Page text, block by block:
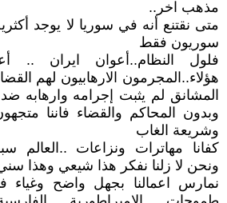
مذهب اخر..
متى نقتنع أنه في سوريا لا يوجد
سوريون فقط
فلول النظام..أعوان ايران ..
هؤلاء..المجرمون الارهابيون لهم
المشانق لم يثبت إجرامه وارهابه
وبدون المحاكم والقضاء فاننا
وشريعة الغاب
كفانا مهاترات ونزاعات ..العالم
ونحن لا زلنا نفكر هذا شيعي وهذا
نمارس اعمالنا بجهل واضح